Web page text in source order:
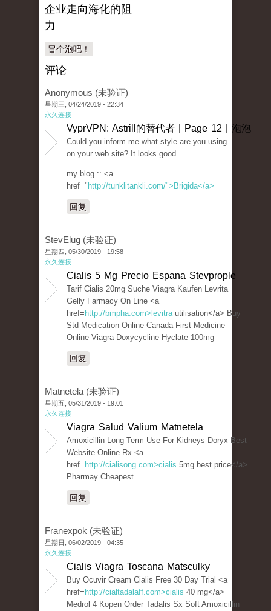
企业走向海化的阻
力
冒个泡吧！
评论
Anonymous (未验证)
星期三, 04/24/2019 - 22:34
永久连接
VyprVPN: Astrill的替代者 | Page 12 | 泡泡
Could you inform me what style are you using
on your web site? It looks good.
my blog :: <a
href=" http://tunklitankli.com/">Brigida</a>
回复
StevElug (未验证)
星期四, 05/30/2019 - 19:58
永久连接
Cialis 5 Mg Precio Espana Stevprople
Tarif Cialis 20mg Suche Viagra Kaufen Levrita
Gelly Farmacy On Line <a
href= http://bmpha.com>levitrautilisation</a> Buy
Std Medication Online Canada First Medicine
Online Viagra Doxycycline Hyclate 100mg
回复
Matnetela (未验证)
星期五, 05/31/2019 - 19:01
永久连接
Viagra Salud Valium Matnetela
Amoxicillin Long Term Use For Kidneys Doryx Best
Website Online Rx <a
href= http://cialisong.com>cialis 5mg best price</a>
Pharmay Cheapest
回复
Franexpok (未验证)
星期日, 06/02/2019 - 04:35
永久连接
Cialis Viagra Toscana Matsculky
Buy Ocuvir Cream Cialis Free 30 Day Trial <a
href= http://cialtadalaff.com>cialis 40 mg</a>
Medrol 4 Kopen Order Tadalis Sx Soft Amoxicillin